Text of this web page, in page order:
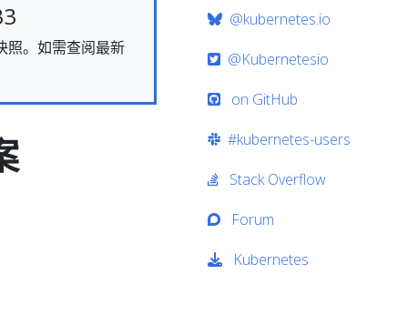
照。如需查阅最新
@kubernetes.io
@Kubernetesio
on GitHub
#kubernetes-users
Stack Overflow
Forum
Kubernetes